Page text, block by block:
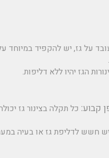
על גז, יש להקפיד במיוחד
הגז יהיו ללא דליפות.
קבוע: כל תקלה בצינור גז
חשש לדליפת גז או בעיה